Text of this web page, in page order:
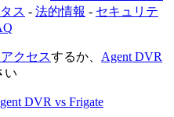
ス - 法的情報 - セキュリテ
クセスするか、 Agent DVR
い
DVR vs Frigate